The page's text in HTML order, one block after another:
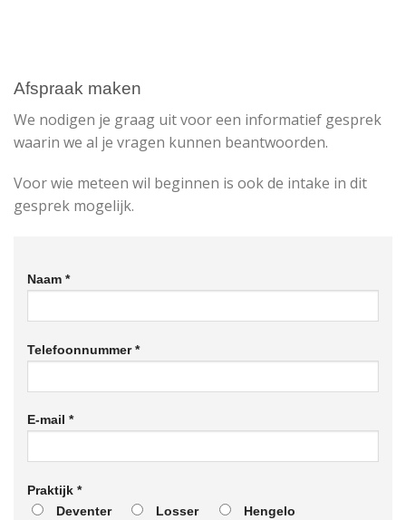
Afspraak maken
We nodigen je graag uit voor een informatief gesprek
waarin we al je vragen kunnen beantwoorden.
Voor wie meteen wil beginnen is ook de intake in dit
gesprek mogelijk.
Naam *
Telefoonnummer *
E-mail *
Praktijk *
Deventer
Losser Hengelo